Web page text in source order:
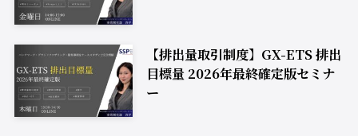
【排出量取引制度】GX-ETS 排出
目標量 2026年最終確定版セミナ
ー